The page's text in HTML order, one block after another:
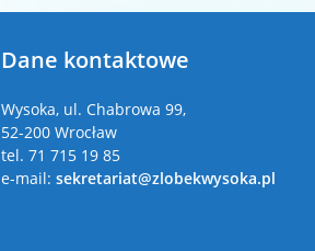
Dane kontaktowe
Wysoka, ul. Chabrowa 99,
52-200 Wrocław
tel. 71 715 19 85
e-mail: sekretariat@zlobekwysoka.pl